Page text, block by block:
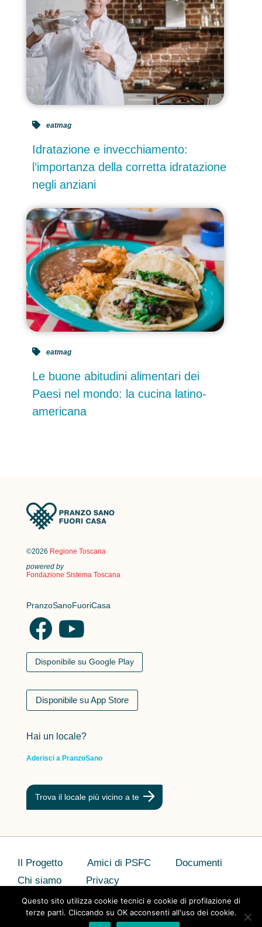
Idratazione e invecchiamento:
l’importanza della corretta idratazione
negli anziani
eatmag
Le buone abitudini alimentari dei
Paesi nel mondo: la cucina latino-
americana
eatmag
©2026 Regione Toscana
powered by
Fondazione Sistema Toscana
PranzoSanoFuoriCasa
Disponibile su Google Play
Disponibile su App Store
Hai un locale?
Aderisci a PranzoSano
Trova il locale più vicino a te
Il Progetto Amici di PSFC
Documenti
Chi siamo
Privacy
Questo sito utilizza cookie tecnici e cookie di profilazione di
terze parti. Cliccando su OK acconsenti all'uso dei cookie.